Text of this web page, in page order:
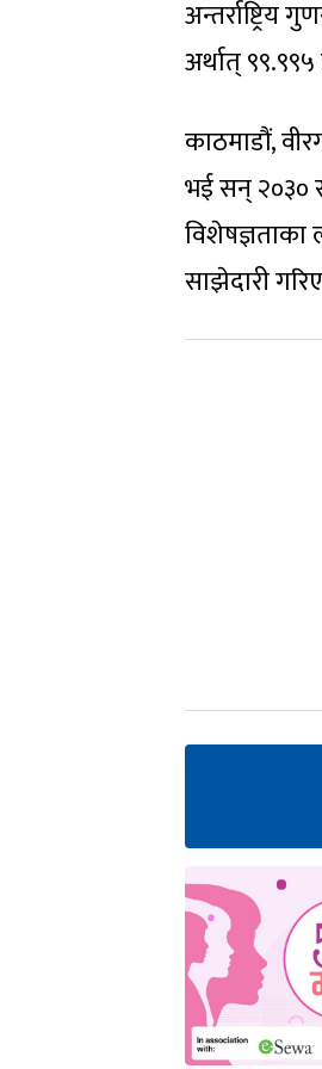
अर्थात्
काठमाडौं,
भई सन् २०३०
विशेषज्ञताका
साझेदारी